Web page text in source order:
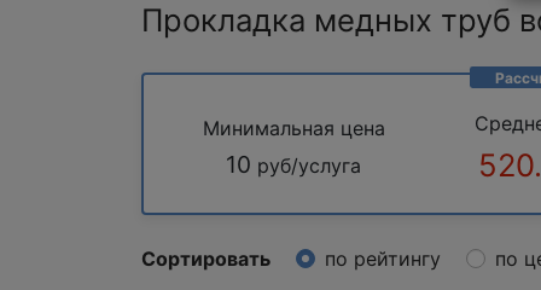
Прокладка медных труб
Минимальная цена
10 руб/услуга
Сортировать по рейтингу по